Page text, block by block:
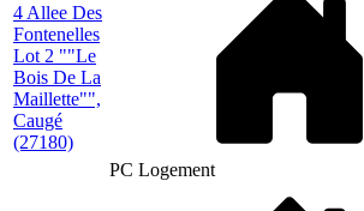
4 Allee Des
Fontenelles
Lot 2 ""Le
Bois De La
Maillette"",
Caugé
(27180)
PC Logement